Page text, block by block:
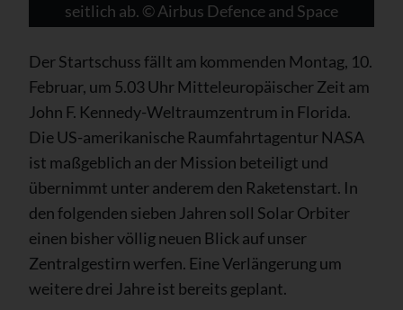
seitlich ab. © Airbus Defence and Space
Der Startschuss fällt am kommenden Montag, 10.
Februar, um 5.03 Uhr Mitteleuropäischer Zeit am
John F. Kennedy-Weltraumzentrum in Florida.
Die US-amerikanische Raumfahrtagentur NASA
ist maßgeblich an der Mission beteiligt und
übernimmt unter anderem den Raketenstart. In
den folgenden sieben Jahren soll Solar Orbiter
einen bisher völlig neuen Blick auf unser
Zentralgestirn werfen. Eine Verlängerung um
weitere drei Jahre ist bereits geplant.